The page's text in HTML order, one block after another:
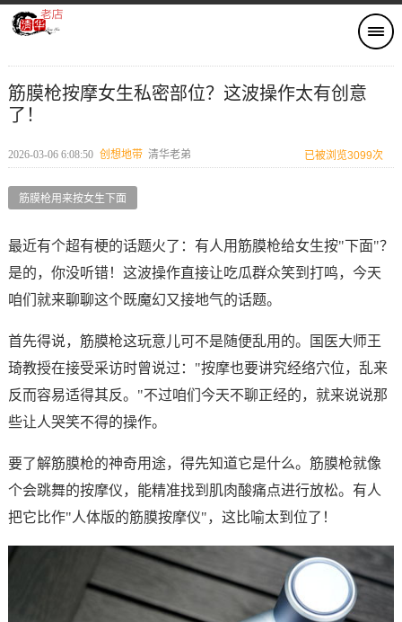
筋膜枪按摩女生私密部位？这波操作太有创意
了！
2026-03-06 6:08:50 创想地带 清华老弟 已被浏览3099次
筋膜枪用来按女生下面
最近有个超有梗的话题火了：有人用筋膜枪给女生按"下面"？
是的，你没听错！这波操作直接让吃瓜群众笑到打鸣，今天
咱们就来聊聊这个既魔幻又接地气的话题。
首先得说，筋膜枪这玩意儿可不是随便乱用的。国医大师王
琦教授在接受采访时曾说过："按摩也要讲究经络穴位，乱来
反而容易适得其反。"不过咱们今天不聊正经的，就来说说那
些让人哭笑不得的操作。
要了解筋膜枪的神奇用途，得先知道它是什么。筋膜枪就像
个会跳舞的按摩仪，能精准找到肌肉酸痛点进行放松。有人
把它比作"人体版的筋膜按摩仪"，这比喻太到位了！